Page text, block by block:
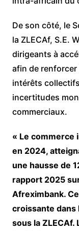
De son côté, le
la ZLECAf, S.E.
dirigeants à
afin de renforcer
intérêts
incertitudes
commerciaux.
« Le
en 2024,
une hausse de
rapport 2025
Afreximbank.
croissante dans
sous la